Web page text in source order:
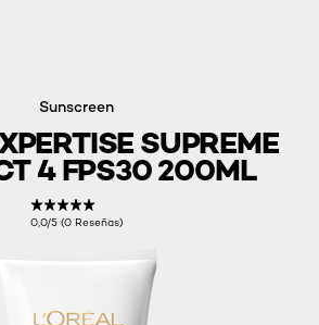
Sunscreen
SUPREME
4 FPS30 200ML
0,0/5 (0 Reseñas)